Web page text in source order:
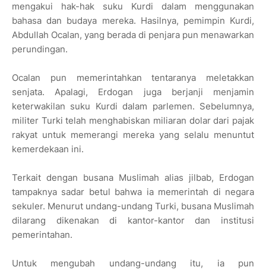
mengakui hak-hak suku Kurdi dalam menggunakan
bahasa dan budaya mereka. Hasilnya, pemimpin Kurdi,
Abdullah Ocalan, yang berada di penjara pun menawarkan
perundingan.
Ocalan pun memerintahkan tentaranya meletakkan
senjata. Apalagi, Erdogan juga berjanji menjamin
keterwakilan suku Kurdi dalam parlemen. Sebelumnya,
militer Turki telah menghabiskan miliaran dolar dari pajak
rakyat untuk memerangi mereka yang selalu menuntut
kemerdekaan ini.
Terkait dengan busana Muslimah alias jilbab, Erdogan
tampaknya sadar betul bahwa ia memerintah di negara
sekuler. Menurut undang-undang Turki, busana Muslimah
dilarang dikenakan di kantor-kantor dan institusi
pemerintahan.
Untuk mengubah undang-undang itu, ia pun